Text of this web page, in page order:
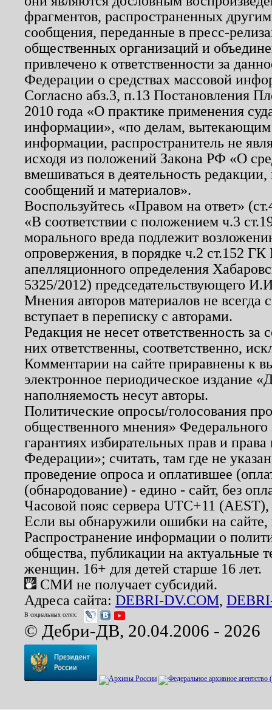
фрагментов, распространенных
сообщения, переданные в пресс-
общественных организаций и
привлечено к ответственности за
Федерации о средствах массовой
Согласно абз.3, п.13 Постановления
2010 года «О практике применения
информации», «по делам, вытекающим
информации, распространитель не
исходя из положений Закона РФ «О
вмешиваться в деятельность
сообщений и материалов».
Воспользуйтесь «Правом на ответ»
«В соответствии с положением ч.3
морального вреда подлежит
опровержения, в порядке ч.2 ст.152
апелляционного определения
5325/2012) председательствующего
Мнения авторов материалов не
вступает в переписку с авторами.
Редакция не несет ответственность
них ответственны, соответственно,
Комментарии на сайте приравнены к
электронное периодическое издание
наполняемость несут авторы.
Политические опросы/голосования
общественного мнения»
гарантиях избирательных прав и
Федерации»; считать, там где не
проведение опроса и оплатившее
(обнародование) - едино - сайт, без
Часовой пояс сервера UTC+11
Если вы обнаружили ошибки на
Распространение информации о
общества, публикации на актуальные
женщин. 16+ для детей старше 16 лет.
СМИ не получает субсидий.
Адреса сайта: DEBRI-DV.COM,
В социальных сетях:
© Дебри-ДВ, 20.04.2006 - 2026